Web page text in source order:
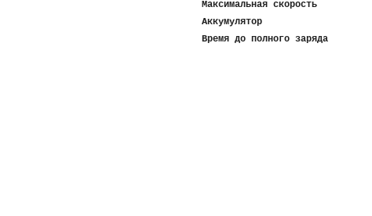
Максимальная скорость
Аккумулятор
Время до полного заряда